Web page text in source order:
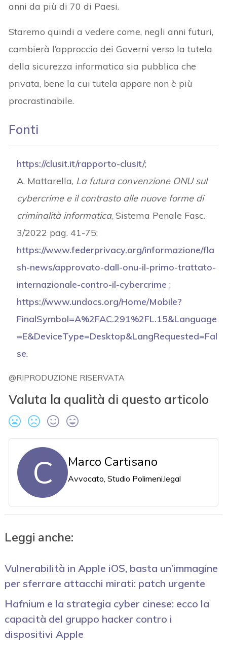
anni da più di 70 di Paesi.
Staremo quindi a vedere come, negli anni futuri,
cambierà l’approccio dei Governi verso la tutela
della sicurezza informatica sia pubblica che
privata, bene la cui tutela appare non è più
procrastinabile.
Fonti
https://clusit.it/rapporto-clusit/;
A. Mattarella, La futura convenzione ONU sul
cybercrime e il contrasto alle nuove forme di
criminalità informatica, Sistema Penale Fasc.
3/2022 pag. 41-75;
https://www.federprivacy.org/informazione/fla
sh-news/approvato-dall-onu-il-primo-trattato-
internazionale-contro-il-cybercrime ;
https://www.undocs.org/Home/Mobile?
FinalSymbol=A%2FAC.291%2FL.15&Language
=E&DeviceType=Desktop&LangRequested=Fal
se.
@RIPRODUZIONE RISERVATA
Valuta la qualità di questo articolo
C Marco Cartisano
Avvocato, Studio Polimeni.legal
Leggi anche:
Vulnerabilità in Apple iOS, basta un’immagine
per sferrare attacchi mirati: patch urgente
Hafnium e la strategia cyber cinese: ecco la
capacità del gruppo hacker contro i
dispositivi Apple